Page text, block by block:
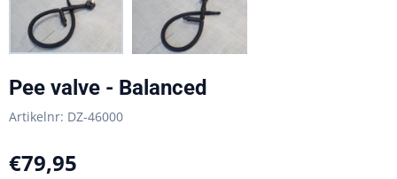
Pee valve - Balanced
Artikelnr: DZ-46000
€79,95